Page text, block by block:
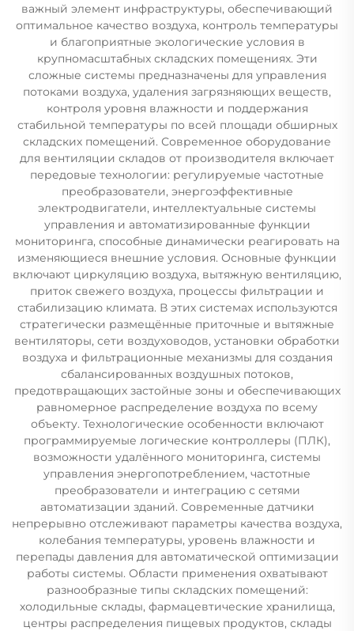
важный элемент инфраструктуры, обеспечивающий
оптимальное качество воздуха, контроль температуры
и благоприятные экологические условия в
крупномасштабных складских помещениях. Эти
сложные системы предназначены для управления
потоками воздуха, удаления загрязняющих веществ,
контроля уровня влажности и поддержания
стабильной температуры по всей площади обширных
складских помещений. Современное оборудование
для вентиляции складов от производителя включает
передовые технологии: регулируемые частотные
преобразователи, энергоэффективные
электродвигатели, интеллектуальные системы
управления и автоматизированные функции
мониторинга, способные динамически реагировать на
изменяющиеся внешние условия. Основные функции
включают циркуляцию воздуха, вытяжную вентиляцию,
приток свежего воздуха, процессы фильтрации и
стабилизацию климата. В этих системах используются
стратегически размещённые приточные и вытяжные
вентиляторы, сети воздуховодов, установки обработки
воздуха и фильтрационные механизмы для создания
сбалансированных воздушных потоков,
предотвращающих застойные зоны и обеспечивающих
равномерное распределение воздуха по всему
объекту. Технологические особенности включают
программируемые логические контроллеры (ПЛК),
возможности удалённого мониторинга, системы
управления энергопотреблением, частотные
преобразователи и интеграцию с сетями
автоматизации зданий. Современные датчики
непрерывно отслеживают параметры качества воздуха,
колебания температуры, уровень влажности и
перепады давления для автоматической оптимизации
работы системы. Области применения охватывают
разнообразные типы складских помещений:
холодильные склады, фармацевтические хранилища,
центры распределения пищевых продуктов, склады